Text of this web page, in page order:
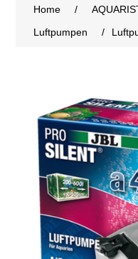
Home /
Luftpumpen
/